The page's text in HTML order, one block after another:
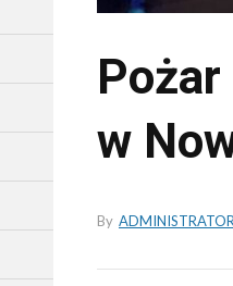
w
By ADMINISTRATOR